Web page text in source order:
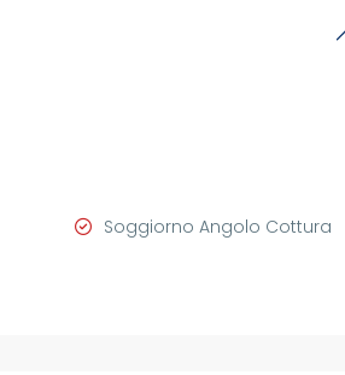
Soggiorno Angolo Cottura